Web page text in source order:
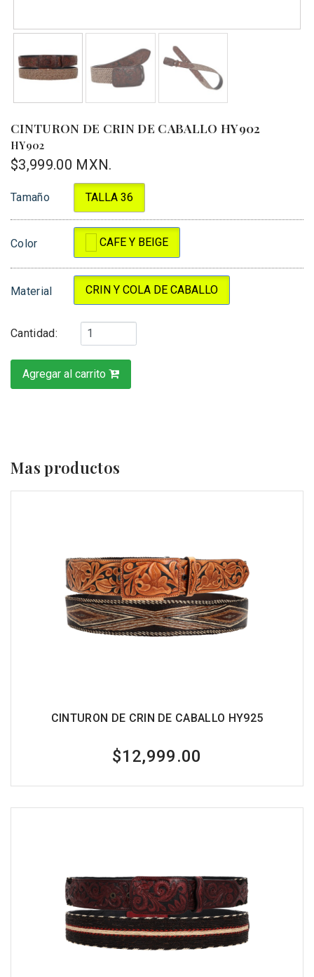
CINTURON DE CRIN DE CABALLO HY902
HY902
$3,999.00 MXN.
Tamaño TALLA 36
Color CAFE Y BEIGE
Material CRIN Y COLA DE CABALLO
Cantidad:
Agregar al carrito
Mas productos
CINTURON DE CRIN DE CABALLO HY925
$12,999.00